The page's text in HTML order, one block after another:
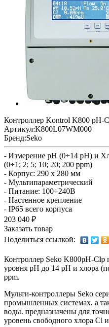
Контроллер Kontrol K800 pH-
Артикул:K800L07WM000
Бренд:Seko
- Измерение pH (0÷14 pH) и
(0÷1; 2; 5; 10; 20; 200 ppm)
- Корпус: 290 x 280 мм
- Мультипараметрический
- Питание: 100÷240В
- Настенное крепление
- IP65 всего корпуса
203 040 ₽
Заказать товар
Поделиться ссылкой:
Контроллер Seko K800pH-Clp
уровня pH до 14 pH и хлора
ppm.
Мульти-контроллеры Seko
промышленных системах, а
воды. предназначены для
уровень свободного хлора Cl